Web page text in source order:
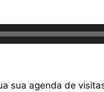
sua agenda de